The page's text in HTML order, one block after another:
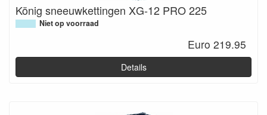
König sneeuwkettingen XG-12 PRO 225
Niet op voorraad
Euro 219.95
Details